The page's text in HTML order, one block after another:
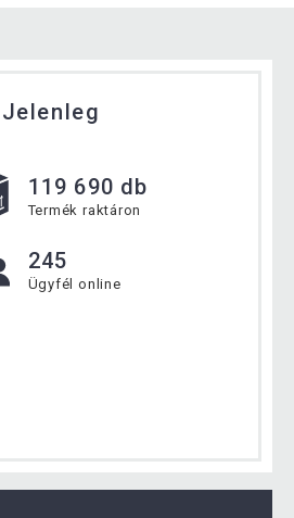
Jelenleg
119 690 db
Termék raktáron
245
Ügyfél online